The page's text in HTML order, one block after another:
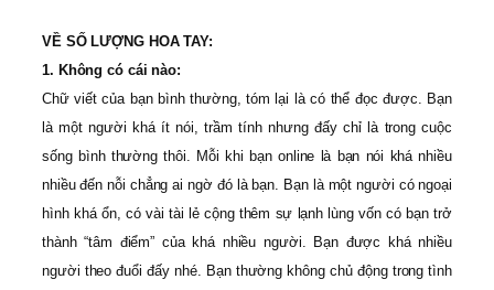
VỀ SỐ LƯỢNG HOA TAY:
1. Không có cái nào:
Chữ viết của bạn bình thường, tóm lại là có thể đọc được. Bạn
là một người khá ít nói, trầm tính nhưng đấy chỉ là trong cuộc
sống bình thường thôi. Mỗi khi bạn online là bạn nói khá nhiều
nhiều đến nỗi chẳng ai ngờ đó là bạn. Bạn là một người có ngoại
hình khá ổn, có vài tài lẻ cộng thêm sự lạnh lùng vốn có bạn trở
thành “tâm điểm” của khá nhiều người. Bạn được khá nhiều
người theo đuổi đấy nhé. Bạn thường không chủ động trong tình